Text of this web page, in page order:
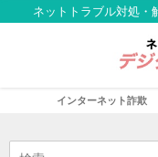
ネットトラブル対処・
インターネット詐欺